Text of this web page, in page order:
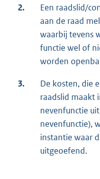
2.
Een raadslid/
aan de raad
waarbij tevens
functie wel of
worden
3.
De kosten, die
raadslid maakt
nevenfunctie
nevenfunctie),
instantie waar
uitgeoefend.